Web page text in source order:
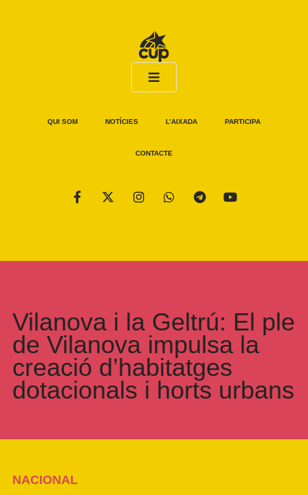
QUI SOM NOTÍCIES L’AIXADA PARTICIPA
CONTACTE
Vilanova i la Geltrú: El ple
de Vilanova impulsa la
creació d’habitatges
dotacionals i horts urbans
NACIONAL